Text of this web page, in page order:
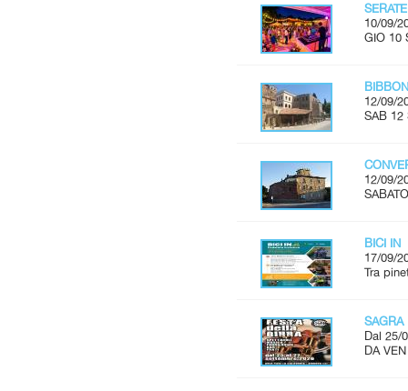
10/09/
GIO 10
12/09/
SAB 12
12/09/
BICI IN
17/09/
Tra
SAGRA
Dal 25/
DA